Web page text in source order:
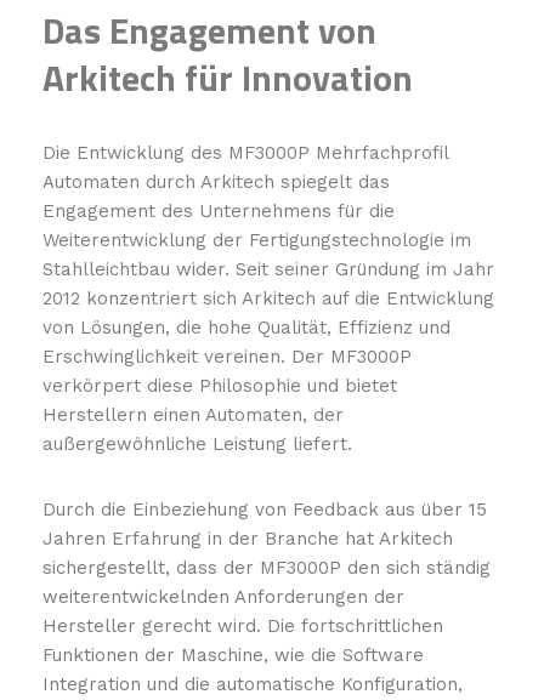
Das Engagement von
Arkitech für Innovation
Die Entwicklung des MF3000P Mehrfachprofil
Automaten durch Arkitech spiegelt das
Engagement des Unternehmens für die
Weiterentwicklung der Fertigungstechnologie im
Stahlleichtbau wider. Seit seiner Gründung im Jahr
2012 konzentriert sich Arkitech auf die Entwicklung
von Lösungen, die hohe Qualität, Effizienz und
Erschwinglichkeit vereinen. Der MF3000P
verkörpert diese Philosophie und bietet
Herstellern einen Automaten, der
außergewöhnliche Leistung liefert.
Durch die Einbeziehung von Feedback aus über 15
Jahren Erfahrung in der Branche hat Arkitech
sichergestellt, dass der MF3000P den sich ständig
weiterentwickelnden Anforderungen der
Hersteller gerecht wird. Die fortschrittlichen
Funktionen der Maschine, wie die Software
Integration und die automatische Konfiguration,